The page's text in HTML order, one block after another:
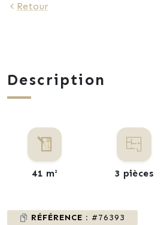
Retour
Description
41 m² 3 pièces
RÉFÉRENCE : #76393